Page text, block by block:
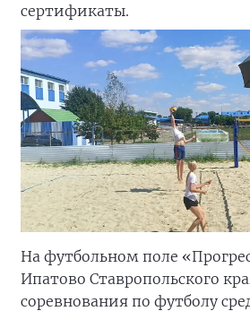
сертификаты.
На футбольном поле
Ипатово Ставропольского
соревнования по футболу